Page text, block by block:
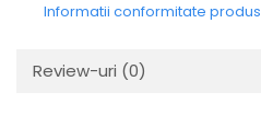
Informatii conformitate produs
Review-uri (0)